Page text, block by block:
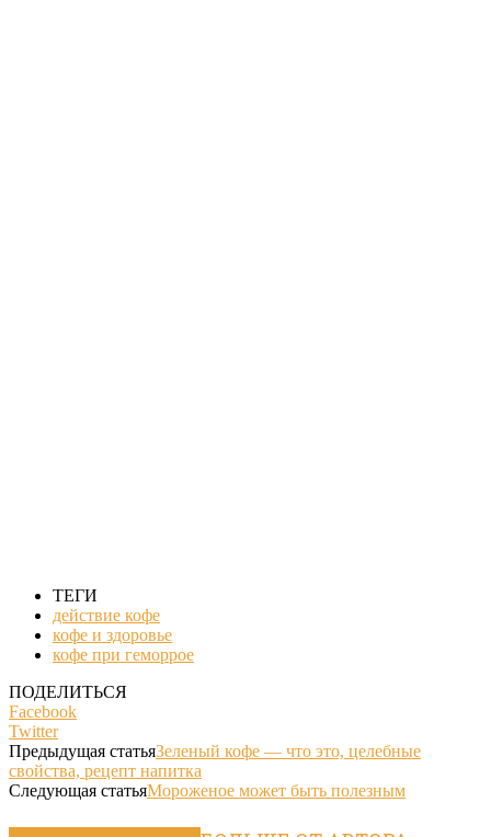
ТЕГИ
действие кофе
кофе и здоровье
кофе при геморрое
ПОДЕЛИТЬСЯ
Facebook
Twitter
Предыдущая статьяЗеленый кофе — что это, целебные
свойства, рецепт напитка
Следующая статьяМороженое может быть полезным